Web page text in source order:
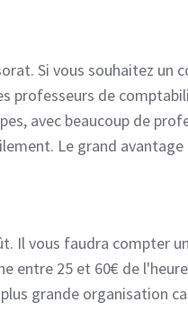
Si vous souhaitez un
professeurs de
avec beaucoup de
Le grand
Il vous faudra compter
entre 25 et 60€ de
grande organisation